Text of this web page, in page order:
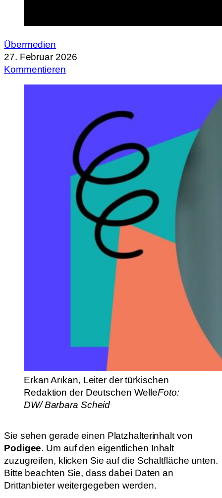
Übermedien
27. Februar 2026
Kommentieren
Erkan Arıkan, Leiter der türkischen
Redaktion der Deutschen WelleFoto:
DW/ Barbara Scheid
Sie sehen gerade einen Platzhalterinhalt von
Podigee. Um auf den eigentlichen Inhalt
zuzugreifen, klicken Sie auf die Schaltfläche unten.
Bitte beachten Sie, dass dabei Daten an
Drittanbieter weitergegeben werden.